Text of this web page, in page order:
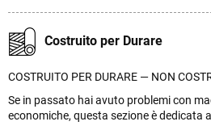
Costruito per Durare
COSTRUITO PER DURARE — NON
Se in passato hai avuto problemi con
economiche, questa sezione è dedicata